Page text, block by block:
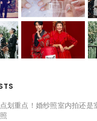
划重点！婚纱照室内拍还是